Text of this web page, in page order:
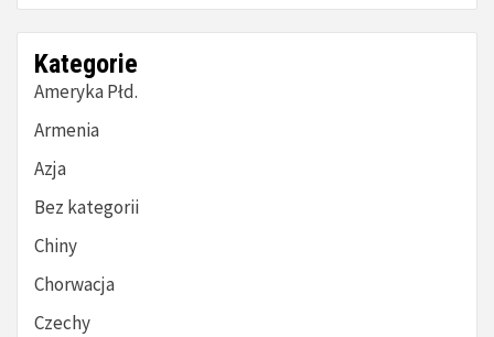
Kategorie
Ameryka Płd.
Armenia
Azja
Bez kategorii
Chiny
Chorwacja
Czechy